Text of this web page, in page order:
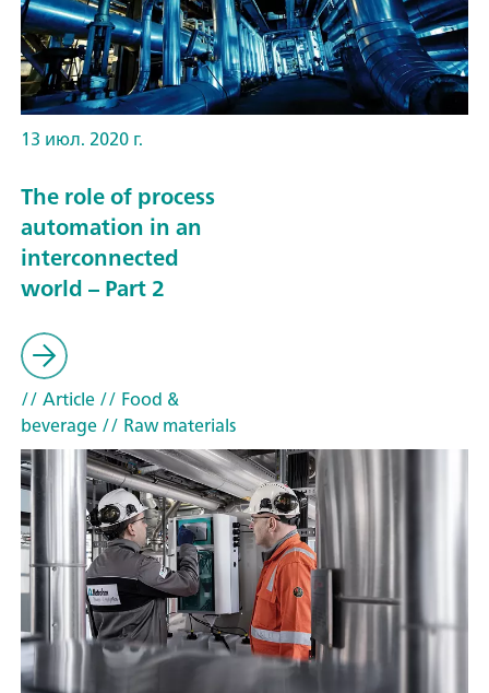
13 июл. 2020 г.
The role of process
automation in an
interconnected
world – Part 2
// Article// Food &
beverage// Raw materials